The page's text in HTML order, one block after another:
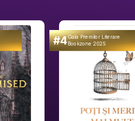
#4Gala Premilor Literare
Bookzone 2025